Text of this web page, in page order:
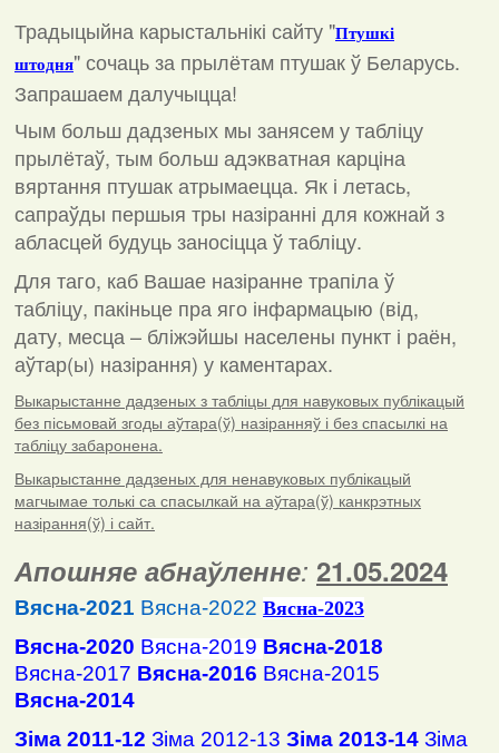
Традыцыйна карыстальнікі сайту "Птушкі
штодня"сочаць за прылётам птушак ў Беларусь.
Запрашаем далучыцца!
Чым больш дадзеных мы занясем у табліцу
прылётаў, тым больш адэкватная карціна
вяртання птушак атрымаецца. Як і летась,
сапраўды першыя тры назіранні для кожнай з
абласцей будуць заносіцца ў табліцу.
Для таго, каб Вашае назіранне трапіла ў
табліцу, пакіньце пра яго інфармацыю (від,
дату, месца – бліжэйшы населены пункт і раён,
аўтар(ы) назірання) у каментарах.
Выкарыстанне дадзеных з табліцы для навуковых публікацый
без пісьмовай згоды аўтара(ў) назіранняў і без спасылкі на
табліцу забаронена.
Выкарыстанне дадзеных для ненавуковых публікацый
магчымае толькі са спасылкай на аўтара(ў) канкрэтных
назірання(ў) і сайт.
Апошняе абнаўленне: 21.05.2024
Вясна-2021 Вясна-2022 Вясна-2023
Вясна-2020 Вясна-2019 Вясна-2018
Вясна-2017 Вясна-2016 Вясна-2015
Вясна-2014
Зіма 2011-12 Зіма 2012-13 Зіма 2013-14 Зіма